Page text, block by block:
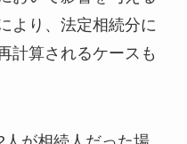
より、法定相続分に
計算されるケースも